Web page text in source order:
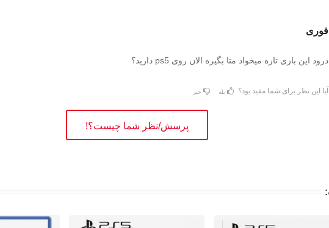
فوری
درود این بازی تازه میخواد متا بگیره الان روی ps5 دارید؟
آیا این نظر برای شما مفید بود؟ بله خیر
پرسش/نظر شما چیست؟!